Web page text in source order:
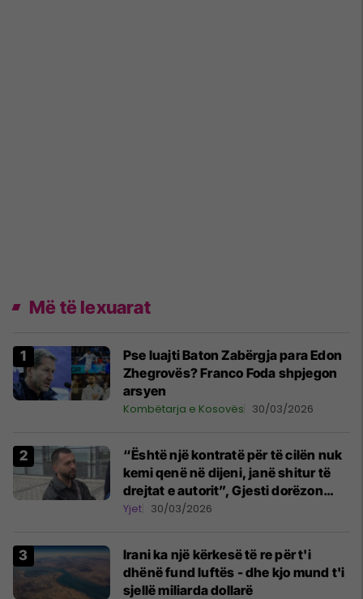
Më të lexuarat
Pse luajti Baton Zabërgja para Edon
Zhegrovës? Franco Foda shpjegon
arsyen
Kombëtarja e Kosovës 30/03/2026
“Është një kontratë për të cilën nuk
kemi qenë në dijeni, janë shitur të
drejtat e autorit”, Gjesti dorëzon
kallëzim penal ndaj "Onima"
Yjet 30/03/2026
Irani ka një kërkesë të re për t'i
dhënë fund luftës - dhe kjo mund t'i
sjellë miliarda dollarë